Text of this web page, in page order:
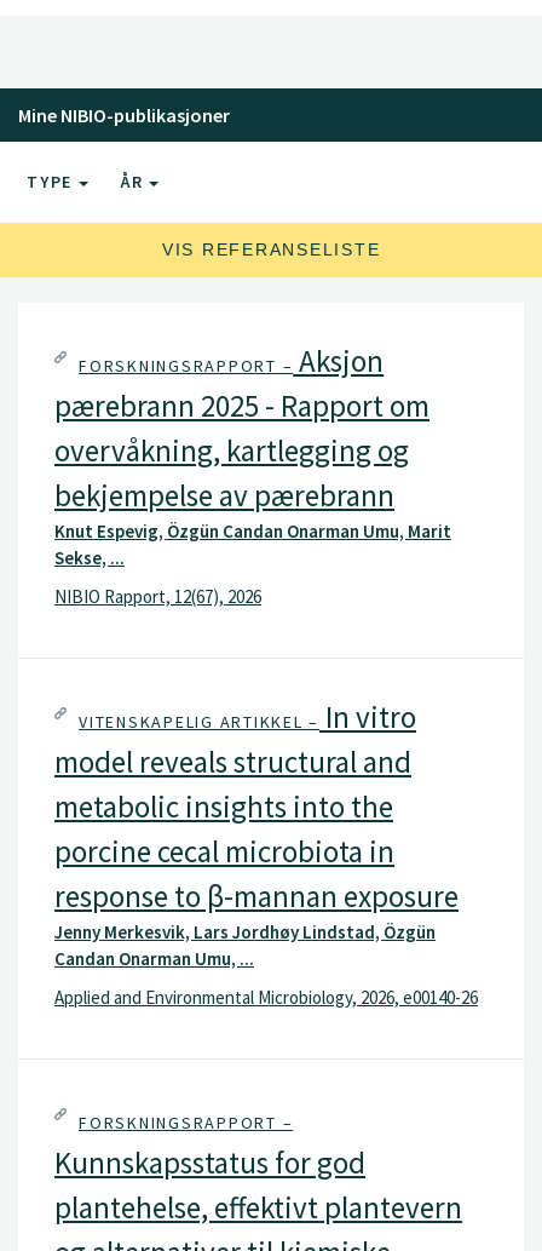
Genomiske og mikrobiombaserte tilnærminger for å
studere bakterie–plante-interaksjoner og
miljøresponser
Bakterier assosiert med marine og algale miljøer,
interaksjoner
Mine NIBIO-publikasjoner
TYPE ÅR
VIS REFERANSELISTE
FORSKNINGSRAPPORT – Aksjon
pærebrann 2025 - Rapport om
overvåkning, kartlegging og
bekjempelse av pærebrann
Knut Espevig, Özgün Candan Onarman Umu, Marit
Sekse, ...
NIBIO Rapport, 12(67), 2026
VITENSKAPELIG ARTIKKEL – In vitro
model reveals structural and
metabolic insights into the
porcine cecal microbiota in
response to β-mannan exposure
Jenny Merkesvik, Lars Jordhøy Lindstad, Özgün
Candan Onarman Umu, ...
Applied and Environmental Microbiology, 2026, e00140-26
FORSKNINGSRAPPORT –
Kunnskapsstatus for god
plantehelse, effektivt plantevern